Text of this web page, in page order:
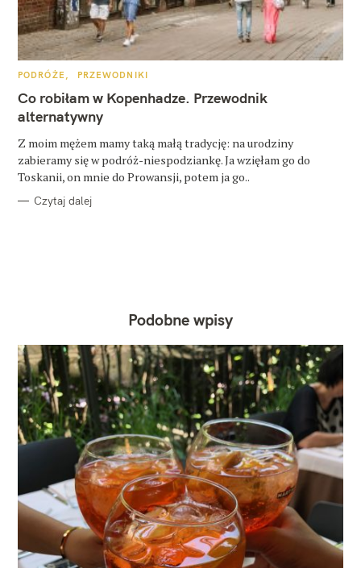
K
T
E
G
O
I
PODRÓŻE PRZEWODNIKI
Co robiłam w Kopenhadze. Przewodnik
alternatywny
Z moim mężem mamy taką małą tradycję: na urodziny
zabieramy się w podróż-niespodziankę. Ja wzięłam go do
Toskanii, on mnie do Prowansji, potem ja go..
Czytaj dalej
Podobne wpisy